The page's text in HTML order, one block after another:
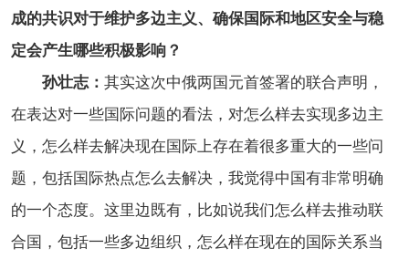
成的共识对于维护多边主义、确保国际和地区安全与稳
定会产生哪些积极影响？
孙壮志： 其实这次中俄两国元首签署的联合声明，
在表达对一些国际问题的看法，对怎么样去实现多边主
义，怎么样去解决现在国际上存在着很多重大的一些问
题，包括国际热点怎么去解决，我觉得中国有非常明确
的一个态度。这里边既有，比如说我们怎么样去推动联
合国，包括一些多边组织，怎么样在现在的国际关系当